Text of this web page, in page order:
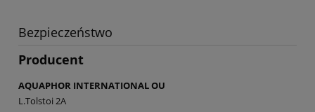
Bezpieczeństwo
Producent
AQUAPHOR INTERNATIONAL OU
L.Tolstoi 2A